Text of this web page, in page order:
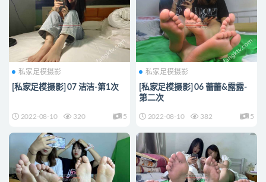
私家足模摄影
[私家足模摄影] 07 洁洁-第1次
2022-08-10 320 5
私家足模摄影
[私家足模摄影] 06 蕾蕾&露露-
第二次
2022-08-10 382 5